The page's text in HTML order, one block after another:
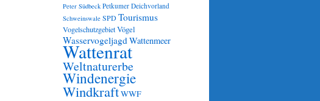
Peter Südbeck Petkumer Deichvorland
Schweinswale SPDTourismus
VogelschutzgebietVögel
WasservogeljagdWattenmeer
Wattenrat
Weltnaturerbe
Windenergie
WindkraftWWF